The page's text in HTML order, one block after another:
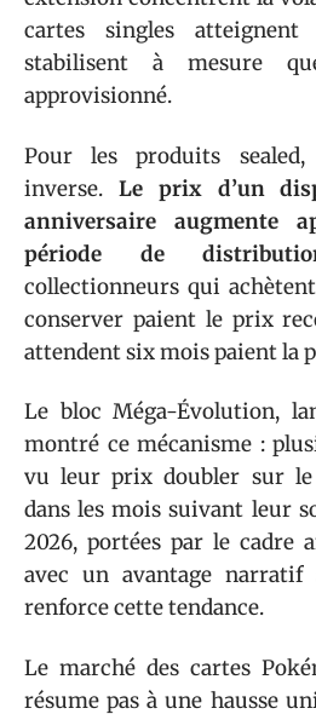
cartes singles
stabilisent à mesure
approvisionné.
Pour les produits
inverse. Le prix d’un
anniversaire
période de
collectionneurs qui
conserver paient le prix
attendent six mois paient la
Le bloc Méga-Évolution,
montré ce mécanisme :
vu leur prix doubler sur le
dans les mois suivant leur
2026, portées par le cadre
avec un avantage narratif
renforce cette tendance.
Le marché des cartes
résume pas à une hausse